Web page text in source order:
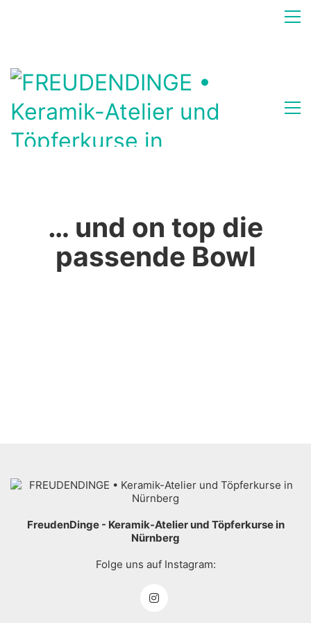
… und on top die
passende Bowl
FreudenDinge - Keramik-Atelier und Töpferkurse in
Nürnberg
Folge uns auf Instagram: